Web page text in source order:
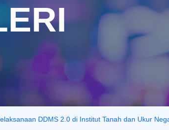
DDMS 2.0 di Institut Tanah dan Ukur